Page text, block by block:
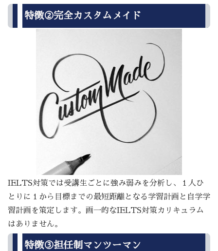
特徴②完全カスタムメイド
IELTS対策では受講生ごとに強み弱みを分析し、１人ひ
とりに１から目標までの最短距離となる学習計画と自学学
習計画を策定します。画一的なIELTS対策カリキュラム
はありません。
特徴③担任制マンツーマン